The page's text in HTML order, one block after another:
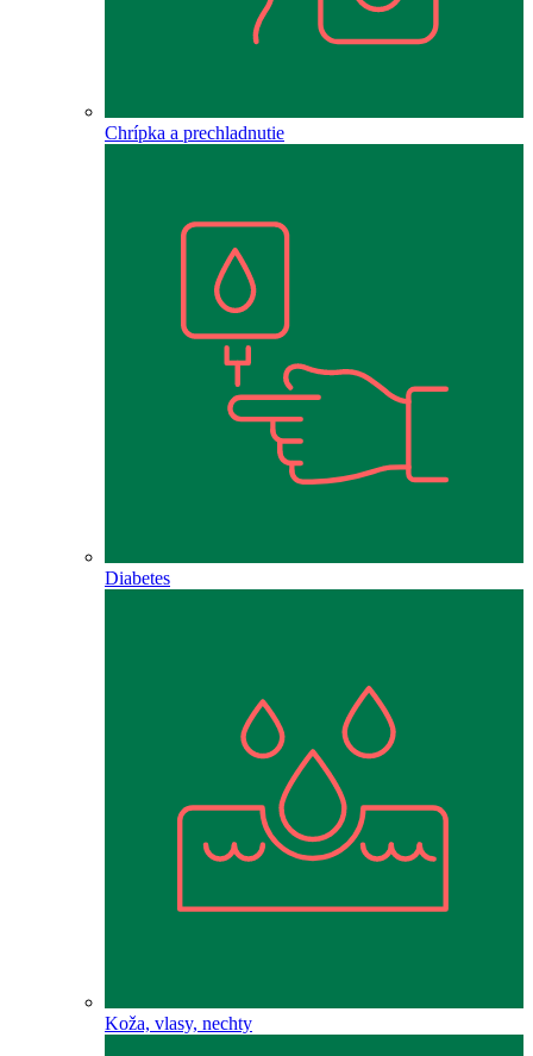
Chrípka a prechladnutie
Diabetes
Koža, vlasy, nechty